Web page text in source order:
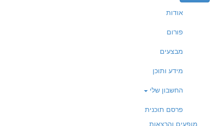
אודות
פורום
מבצעים
מידע ותוכן
החשבון שלי
פרסם תוכנית
מופעים והרצאות